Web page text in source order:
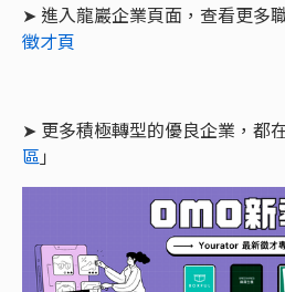
➤ 進入龍巖企業頁面，查看更多
徵才頁
➤ 更多積極轉型的優良企業，都
區」